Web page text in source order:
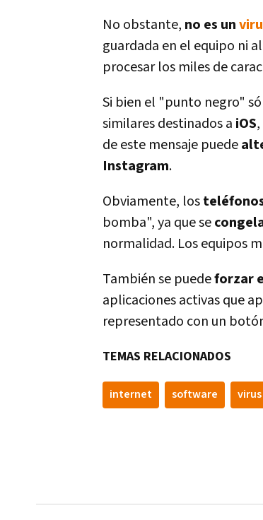
No obstante, no es un
guardada en el equipo ni
procesar los miles de
Si bien el "punto negro"
similares destinados a iOS
de este mensaje puede
Instagram.
Obviamente, los
bomba", ya que se
normalidad. Los equipos
También se puedeforzar
aplicaciones activas que
representado con un
TEMAS RELACIONADOS
internet software virus